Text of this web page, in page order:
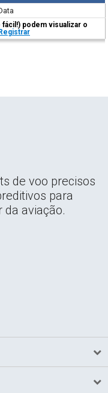
podem visualizar o
de voo precisos
para
aviação.